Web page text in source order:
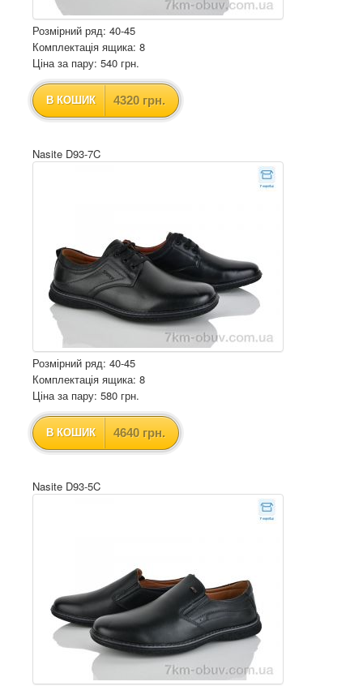
Розмірний ряд: 40-45
Комплектація ящика: 8
Ціна за пару: 540 грн.
В КОШИК 4320 грн.
Nasite D93-7C
Розмірний ряд: 40-45
Комплектація ящика: 8
Ціна за пару: 580 грн.
В КОШИК 4640 грн.
Nasite D93-5C